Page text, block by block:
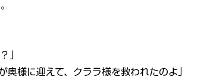
」
奥様に迎えて、クララ様を救われたのよ」